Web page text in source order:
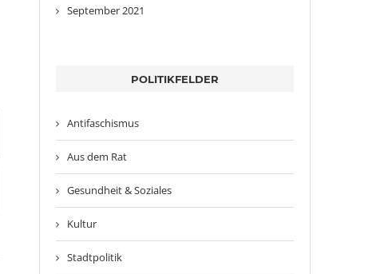
September 2021
POLITIKFELDER
Antifaschismus
Aus dem Rat
Gesundheit & Soziales
Kultur
Stadtpolitik